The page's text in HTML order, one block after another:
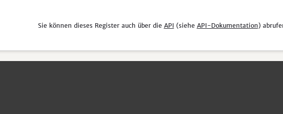
Sie können dieses Register auch über die API (siehe API-Dokumentation)